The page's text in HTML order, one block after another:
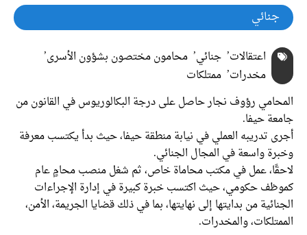
جنائي
اعتقالات جنائي محامون مختصون بشؤون الأسرى
مخدرات ممتلكات
المحامي رؤوف نجار حاصل على درجة البكالوريوس في القانون من
جامعة حيفا.
أجرى تدريبه العملي في نيابة منطقة حيفا، حيث بدأ يكتسب معرفة
وخبرة واسعة في المجال الجنائي.
لاحقًا، عمل في مكتب محاماة خاص، ثم شغل منصب محامٍ عام
كموظف حكومي، حيث اكتسب خبرة كبيرة في إدارة الإجراءات
الجنائية من بدايتها إلى نهايتها، بما في ذلك قضايا الجريمة، الأمن،
الممتلكات، والمخدرات.